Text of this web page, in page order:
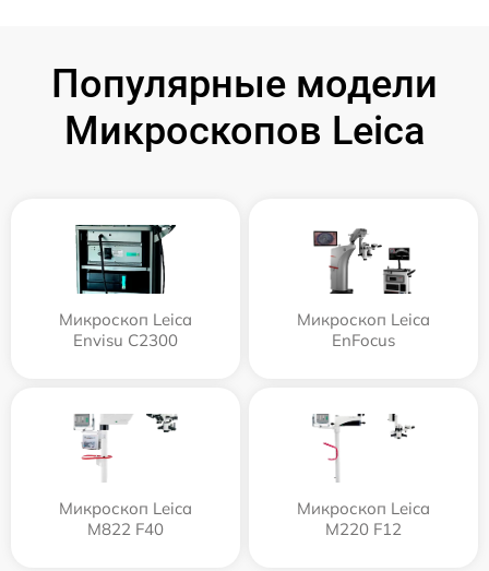
Популярные модели
Микроскопов Leica
Микроскоп Leica
Envisu C2300
Микроскоп Leica
EnFocus
Микроскоп Leica
M822 F40
Микроскоп Leica
M220 F12